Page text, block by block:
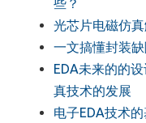
些？
光芯片电磁仿
一文搞懂封装
EDA未来的的
真技术的发展
电子EDA技术